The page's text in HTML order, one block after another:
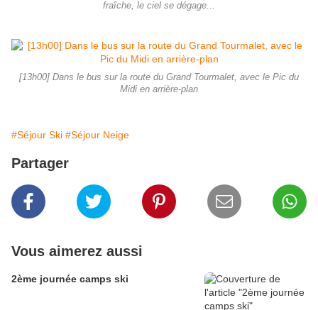
fraîche, le ciel se dégage...
[13h00] Dans le bus sur la route du Grand Tourmalet, avec le Pic du
Midi en arrière-plan
#Séjour Ski #Séjour Neige
Partager
Vous aimerez aussi
2ème journée camps ski